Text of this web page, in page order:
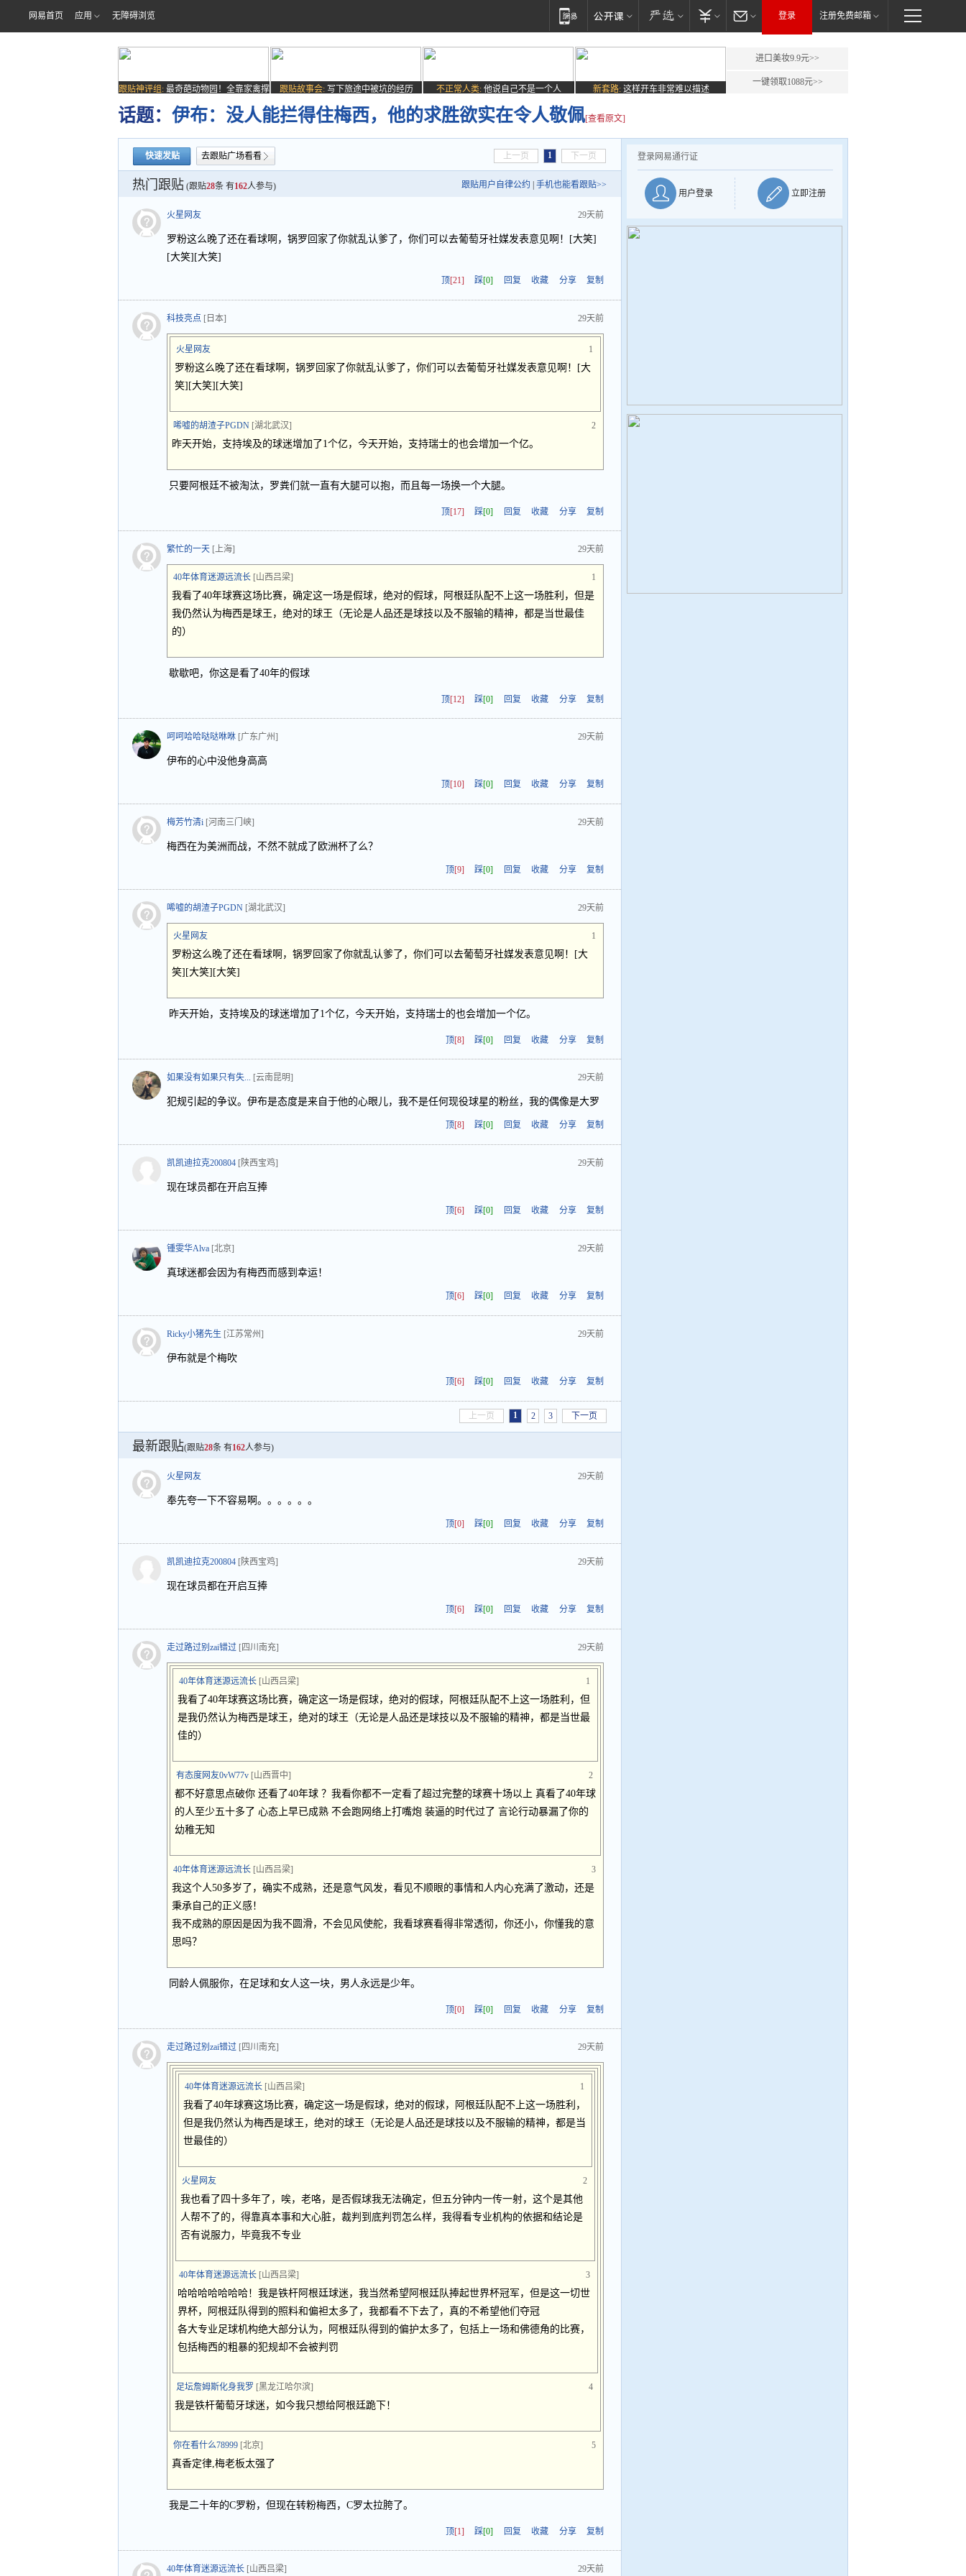
网易首页 应用 无障碍浏览 登录 注册免费邮箱
跟贴神评组: 最奇葩动物园！全靠家禽撑
场子
跟贴故事会: 写下旅途中被坑的经历 不正常人类: 他说自己不是一个人 新套路: 这样开车非常难以描述
进口美妆9.9元>>
一键领取1088元>>
话题： 伊布：没人能拦得住梅西，他的求胜欲实在令人敬佩[查看原文]
快速发贴 去跟贴广场看看 上一页 1 下一页
热门跟贴 (跟贴28条 有162人参与) 跟贴用户自律公约 手机也能看跟贴>>
火星网友 29天前
罗粉这么晚了还在看球啊，锅罗回家了你就乱认爹了，你们可以去葡萄牙社媒发表意见啊！[大笑]
[大笑][大笑]
顶[21] 踩[0] 回复 收藏 分享 复制
科技亮点 [日本] 29天前
火星网友 1
罗粉这么晚了还在看球啊，锅罗回家了你就乱认爹了，你们可以去葡萄牙社媒发表意见啊！[大
笑][大笑][大笑]
唏嘘的胡渣子PGDN [湖北武汉] 2
昨天开始，支持埃及的球迷增加了1个亿，今天开始，支持瑞士的也会增加一个亿。
只要阿根廷不被淘汰，罗粪们就一直有大腿可以抱，而且每一场换一个大腿。
顶[17] 踩[0] 回复 收藏 分享 复制
繁忙的一天 [上海] 29天前
40年体育迷源远流长 [山西吕梁] 1
我看了40年球赛这场比赛，确定这一场是假球，绝对的假球，阿根廷队配不上这一场胜利，但是
我仍然认为梅西是球王，绝对的球王（无论是人品还是球技以及不服输的精神，都是当世最佳
的）
歇歇吧，你这是看了40年的假球
顶[12] 踩[0] 回复 收藏 分享 复制
呵呵哈哈哒哒咻咻 [广东广州] 29天前
伊布的心中没他身高高
顶[10] 踩[0] 回复 收藏 分享 复制
梅芳竹清i [河南三门峡] 29天前
梅西在为美洲而战，不然不就成了欧洲杯了么？
顶[9] 踩[0] 回复 收藏 分享 复制
唏嘘的胡渣子PGDN [湖北武汉] 29天前
火星网友 1
罗粉这么晚了还在看球啊，锅罗回家了你就乱认爹了，你们可以去葡萄牙社媒发表意见啊！[大
笑][大笑][大笑]
昨天开始，支持埃及的球迷增加了1个亿，今天开始，支持瑞士的也会增加一个亿。
顶[8] 踩[0] 回复 收藏 分享 复制
如果没有如果只有失... [云南昆明] 29天前
犯规引起的争议。伊布是态度是来自于他的心眼儿，我不是任何现役球星的粉丝，我的偶像是大罗
顶[8] 踩[0] 回复 收藏 分享 复制
凯凯迪拉克200804 [陕西宝鸡] 29天前
现在球员都在开启互捧
顶[6] 踩[0] 回复 收藏 分享 复制
锺雯华Alva [北京] 29天前
真球迷都会因为有梅西而感到幸运！
顶[6] 踩[0] 回复 收藏 分享 复制
Ricky小猪先生 [江苏常州] 29天前
伊布就是个梅吹
顶[6] 踩[0] 回复 收藏 分享 复制
上一页 1 2 3 下一页
最新跟贴(跟贴28条 有162人参与)
火星网友 29天前
奉先夸一下不容易啊。。。。。。
顶[0] 踩[0] 回复 收藏 分享 复制
凯凯迪拉克200804 [陕西宝鸡] 29天前
现在球员都在开启互捧
顶[6] 踩[0] 回复 收藏 分享 复制
走过路过别zai错过 [四川南充] 29天前
40年体育迷源远流长 [山西吕梁] 1
我看了40年球赛这场比赛，确定这一场是假球，绝对的假球，阿根廷队配不上这一场胜利，但
是我仍然认为梅西是球王，绝对的球王（无论是人品还是球技以及不服输的精神，都是当世最
佳的）
有态度网友0vW77v [山西晋中] 2
都不好意思点破你 还看了40年球 ？我看你都不一定看了超过完整的球赛十场以上 真看了40年球
的人至少五十多了 心态上早已成熟 不会跑网络上打嘴炮 装逼的时代过了 言论行动暴漏了你的
幼稚无知
40年体育迷源远流长 [山西吕梁] 3
我这个人50多岁了，确实不成熟，还是意气风发，看见不顺眼的事情和人内心充满了激动，还是
秉承自己的正义感！
我不成熟的原因是因为我不圆滑，不会见风使舵，我看球赛看得非常透彻，你还小，你懂我的意
思吗？
同龄人佩服你，在足球和女人这一块，男人永远是少年。
顶[0] 踩[0] 回复 收藏 分享 复制
走过路过别zai错过 [四川南充] 29天前
40年体育迷源远流长 [山西吕梁] 1
我看了40年球赛这场比赛，确定这一场是假球，绝对的假球，阿根廷队配不上这一场胜利，
但是我仍然认为梅西是球王，绝对的球王（无论是人品还是球技以及不服输的精神，都是当
世最佳的）
火星网友 2
我也看了四十多年了，唉，老咯，是否假球我无法确定，但五分钟内一传一射，这个是其他
人帮不了的，得靠真本事和大心脏，裁判到底判罚怎么样，我得看专业机构的依据和结论是
否有说服力，毕竟我不专业
40年体育迷源远流长 [山西吕梁] 3
哈哈哈哈哈哈哈！我是铁杆阿根廷球迷，我当然希望阿根廷队捧起世界杯冠军，但是这一切世
界杯，阿根廷队得到的照料和偏袒太多了，我都看不下去了，真的不希望他们夺冠
各大专业足球机构绝大部分认为，阿根廷队得到的偏护太多了，包括上一场和佛德角的比赛，
包括梅西的粗暴的犯规却不会被判罚
足坛詹姆斯化身我罗 [黑龙江哈尔滨] 4
我是铁杆葡萄牙球迷，如今我只想给阿根廷跪下！
你在看什么78999 [北京] 5
真香定律,梅老板太强了
我是二十年的C罗粉，但现在转粉梅西，C罗太拉胯了。
顶[1] 踩[0] 回复 收藏 分享 复制
40年体育迷源远流长 [山西吕梁] 29天前
登录网易通行证
用户登录 立即注册